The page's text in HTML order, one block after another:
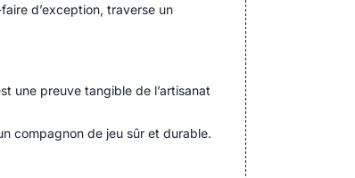
d’exception, traverse un
une preuve tangible de l’artisanat
compagnon de jeu sûr et durable.